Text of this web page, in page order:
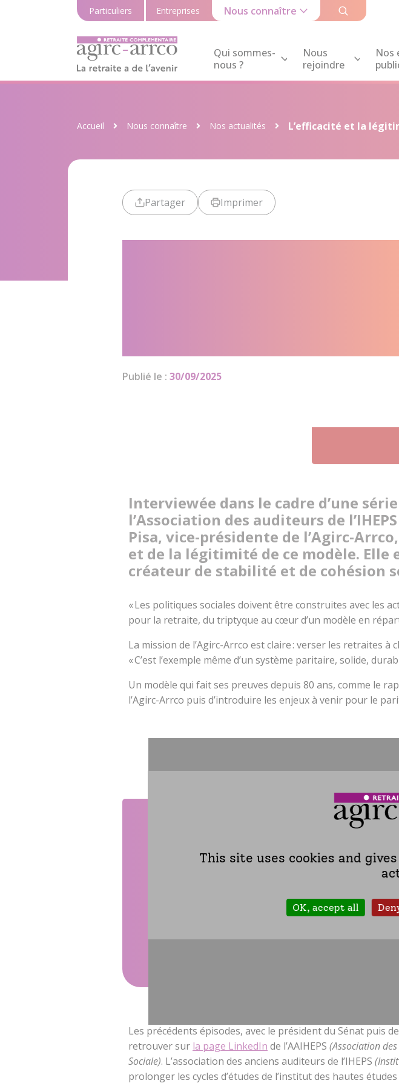
Particuliers Entreprises Nous connaître
Qui sommes-
nous ?
Nous
rejoindre
Nos
Accueil Nous connaître Nos actualités L’efficacité et la
Partager Imprimer
Publié le : 30/09/2025
Interviewée dans le cadre d’une
l’Association des auditeurs de
Pisa, vice-présidente de l’Agirc-
et de la légitimité de ce modèle. Elle
créateur de stabilité et de cohésion
« Les politiques sociales doivent être construites avec les
pour la retraite, du triptyque au cœur d’un modèle en
La mission de l’Agirc-Arrco est claire : verser les retraites
« C’est l’exemple même d’un système paritaire, solide,
Un modèle qui fait ses preuves depuis 80 ans, comme le
l’Agirc-Arrco puis d’introduire les enjeux à venir pour le
Vidéos sur le paritarisme réalisée pour
Les précédents épisodes, avec le président du Sénat puis
retrouver sur la page LinkedIn de l’AAIHEPS (Association
Sociale). L’association des anciens auditeurs de l’IHEPS
prolonger les cycles d’études de l’institut des hautes
This site uses cookies and
OK, accept all